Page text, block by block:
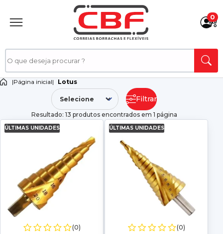
0
|Página inicial| Lotus
Resultado: 13 produtos encontrados em 1 página
Filtrar
ÚLTIMAS UNIDADES
(0)
ÚLTIMAS UNIDADES
(0)